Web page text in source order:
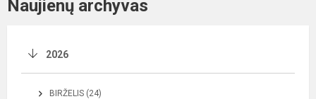
Naujienų archyvas
2026
BIRŽELIS (24)